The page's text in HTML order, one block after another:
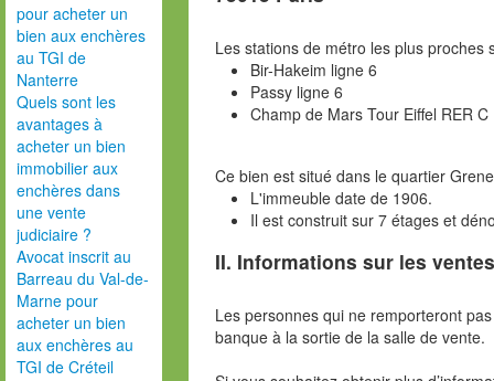
pour acheter un
bien aux enchères
au TGI de
Nanterre
Quels sont les
avantages à
acheter un bien
immobilier aux
enchères dans
une vente
judiciaire ?
Avocat inscrit au
Barreau du Val-de-
Marne pour
acheter un bien
aux enchères au
TGI de Créteil
Les stations de métro les plus proches
Bir-Hakeim ligne 6
Passy ligne 6
Champ de Mars Tour Eiffel RER C
Ce bien est situé dans le quartier
L'immeuble date de 1906.
Il est construit sur 7 étages et
II. Informations sur les
Les personnes qui ne remporteront
banque à la sortie de la salle de vente.